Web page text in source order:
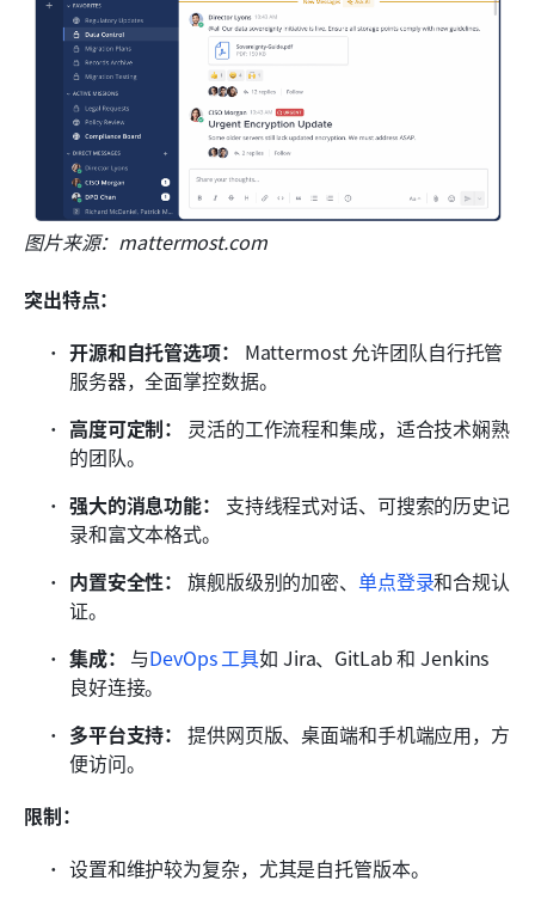
图片来源：mattermost.com
突出特点：
开源和自托管选项：
Mattermost 允许团队自行托管
服务器，全面掌控数据。
高度可定制：
灵活的工作流程和集成，适合技术娴熟
的团队。
强大的消息功能：
支持线程式对话、可搜索的历史记
录和富文本格式。
内置安全性： 旗舰版级别的加密、 单点登录和合规认
证。
集成： 与DevOps 工具如 Jira、GitLab 和 Jenkins
良好连接。
多平台支持： 提供网页版、桌面端和手机端应用，方
便访问。
限制：
设置和维护较为复杂，尤其是自托管版本。